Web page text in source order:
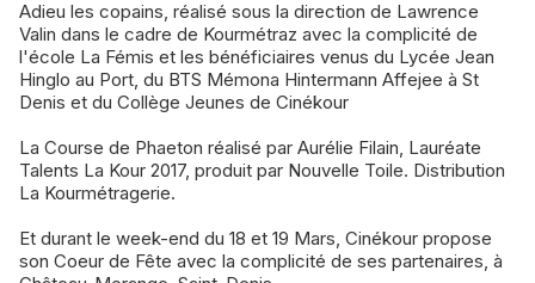
Adieu les copains, réalisé sous la direction de Lawrence
Valin dans le cadre de Kourmétraz avec la complicité de
l'école La Fémis et les bénéficiaires venus du Lycée Jean
Hinglo au Port, du BTS Mémona Hintermann Affejee à St
Denis et du Collège Jeunes de Cinékour
La Course de Phaeton réalisé par Aurélie Filain, Lauréate
Talents La Kour 2017, produit par Nouvelle Toile. Distribution
La Kourmétragerie.
Et durant le week-end du 18 et 19 Mars, Cinékour propose
son Coeur de Fête avec la complicité de ses partenaires, à